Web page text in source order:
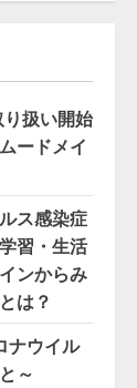
り扱い開始
ードメイ
ス感染症
習・生活
ンからみ
は？
ナウイル
～